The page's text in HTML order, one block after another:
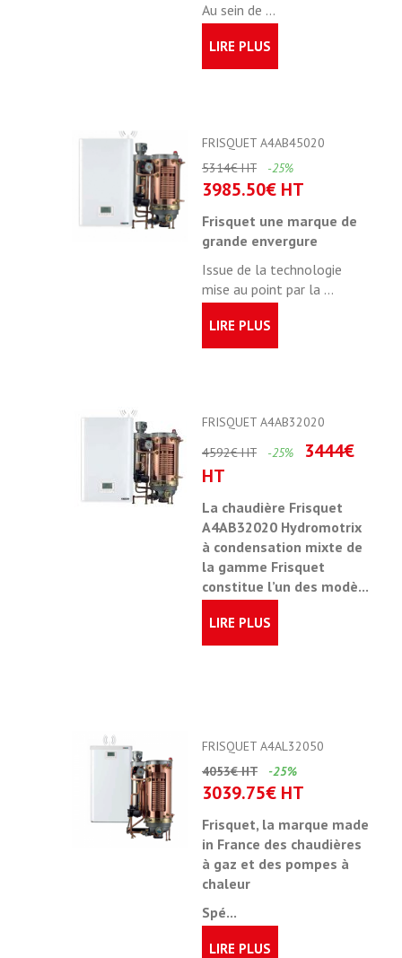
Au sein de ...
LIRE PLUS
FRISQUET A4AB45020
5314€ HT
-25%
3985.50€ HT
Frisquet une marque de
grande envergure
Issue de la technologie
mise au point par la ...
LIRE PLUS
FRISQUET A4AB32020
4592€ HT
-25%
3444€
HT
La chaudière Frisquet
A4AB32020 Hydromotrix
à condensation mixte de
la gamme Frisquet
constitue l’un des modè...
LIRE PLUS
FRISQUET A4AL32050
4053€ HT
-25%
3039.75€ HT
Frisquet, la marque made
in France des chaudières
à gaz et des pompes à
chaleur
Spé...
LIRE PLUS